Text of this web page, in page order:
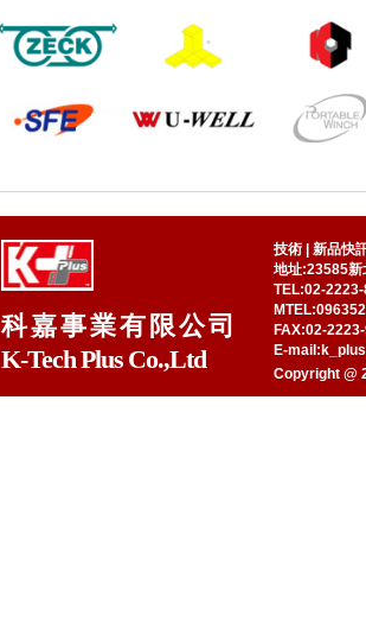
科嘉事業有限公司
K-Tech Plus Co.,Ltd
技術
新品快
地址:23585新
TEL:02-
FAX:02-
E-
Copyright @